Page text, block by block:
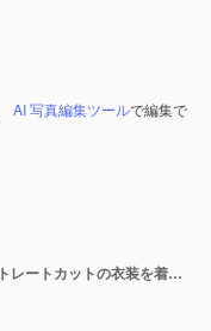
AI 写真編集ツールで編集で
スタイリッシュなヘアカットと赤いストレートカットの衣装を着た若い成功した1歳のヨーロッパ人男性